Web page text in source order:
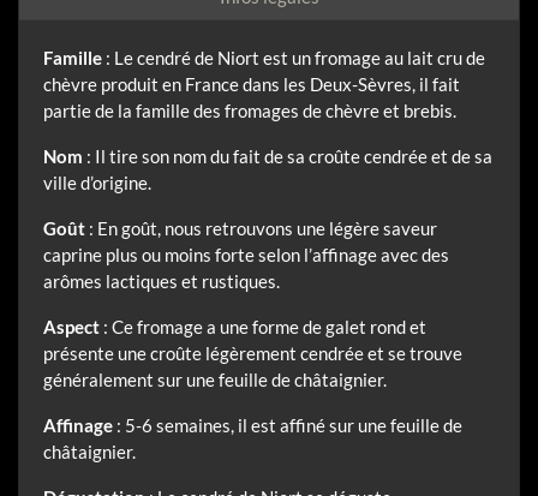
Famille : Le cendré de Niort est un fromage au lait cru de
chèvre produit en France dans les Deux-Sèvres, il fait
partie de la famille des fromages de chèvre et brebis.
Nom : Il tire son nom du fait de sa croûte cendrée et de sa
ville d’origine.
Goût : En goût, nous retrouvons une légère saveur
caprine plus ou moins forte selon l’affinage avec des
arômes lactiques et rustiques.
Aspect : Ce fromage a une forme de galet rond et
présente une croûte légèrement cendrée et se trouve
généralement sur une feuille de châtaignier.
Affinage : 5-6 semaines, il est affiné sur une feuille de
châtaignier.